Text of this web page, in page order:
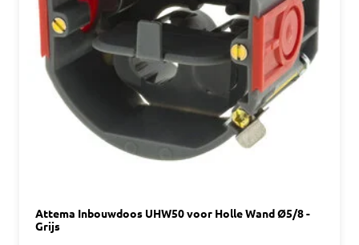
Attema Inbouwdoos UHW50 voor Holle Wand Ø5/8 -
Grijs